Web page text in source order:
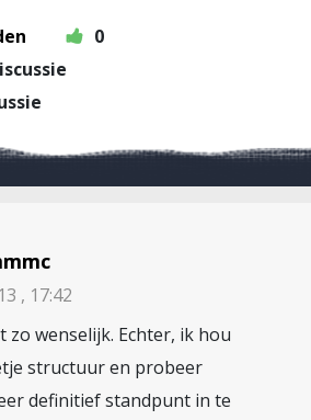
0
, 17:42
zo wenselijk. Echter, ik hou
structuur en probeer
definitief standpunt in te